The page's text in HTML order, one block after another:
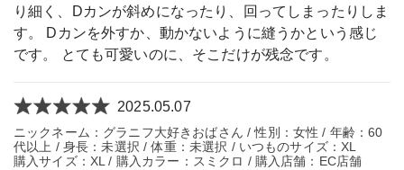
り細く、Dカンが斜めになったり、回ってしまったりしま
す。 Dカンを外すか、動かないように縫うかという感じ
です。 とても可愛いのに、そこだけが残念です。
2025.05.07
ニックネーム：グラニフ大好きおばさん / 性別：女性 / 年齢：60
代以上 / 身長：未選択 / 体重：未選択 / いつものサイズ：XL
購入サイズ：XL / 購入カラー：スミクロ / 購入店舗：EC店舗